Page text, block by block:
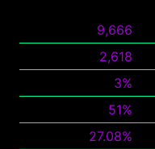
9,666
2,618
3%
51%
27.08%